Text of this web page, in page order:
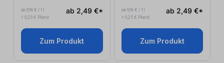
ab 9,96 € / 1 l
+ 0,25 € Pfand
ab 2,49 €*
Zum Produkt
ab 9,96 € / 1 l
+ 0,25 € Pfand
ab 2,49 €*
Zum Produkt